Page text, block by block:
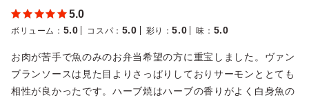
5.0
ボリューム ： 5.0 コスパ ： 5.0 彩り ：5.0 味 ： 5.0
お肉が苦手で魚のみのお弁当希望の方に重宝しました。ヴァン
ブランソースは見た目よりさっぱりしておりサーモンととても
相性が良かったです。ハーブ焼はハーブの香りがよく白身魚の